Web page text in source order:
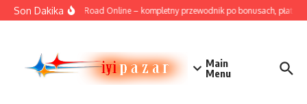
İçeriğe atla
Son DakikaCricket Road Online – kompletny przewodnik po bonusach,
Main
Menu